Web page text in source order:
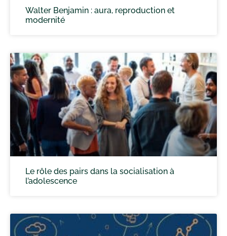
Walter Benjamin : aura, reproduction et
modernité
Le rôle des pairs dans la socialisation à
l’adolescence